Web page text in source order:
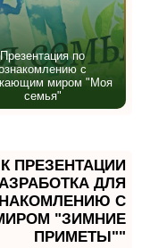
Презентация по
с
миром "Моя
семья"
ПРЕЗЕНТАЦИИ
ДЛЯ
С
"ЗИМНИЕ
ПРИМЕТЫ""